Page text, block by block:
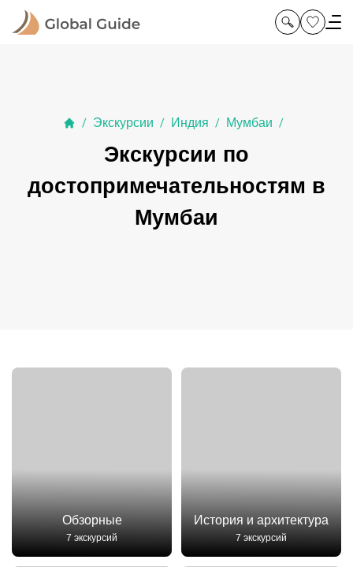
/ Экскурсии / Индия / Мумбаи /
Экскурсии по
достопримечательностям в
Мумбаи
Обзорные
7 экскурсий
История и архитектура
7 экскурсий